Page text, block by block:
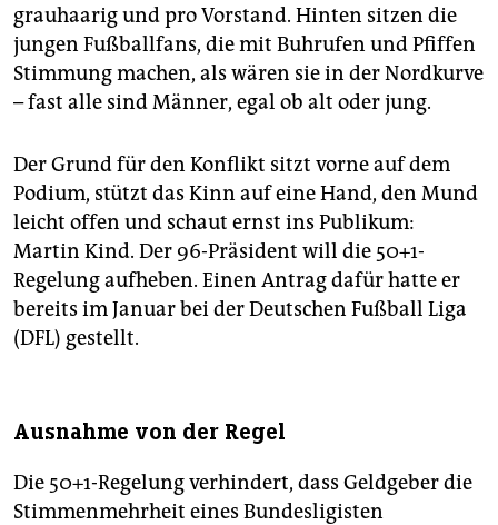
grauhaarig und pro Vorstand. Hinten sitzen die
jungen Fußballfans, die mit Buhrufen und Pfiffen
Stimmung machen, als wären sie in der Nordkurve
– fast alle sind Männer, egal ob alt oder jung.
Der Grund für den Konflikt sitzt vorne auf dem
Podium, stützt das Kinn auf eine Hand, den Mund
leicht offen und schaut ernst ins Publikum:
Martin Kind. Der 96-Präsident will die 50+1-
Regelung aufheben. Einen Antrag dafür hatte er
bereits im Januar bei der Deutschen Fußball Liga
(DFL) gestellt.
Ausnahme von der Regel
Die 50+1-Regelung verhindert, dass Geldgeber die
Stimmenmehrheit eines Bundesligisten